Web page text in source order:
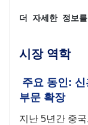
더 자세한 정보
시장 역학
주요 동인:
부문 확장
지난 5년간 중